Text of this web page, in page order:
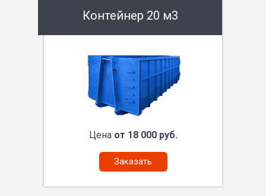
Контейнер 20 м3
Цена от 18 000 руб.
Заказать